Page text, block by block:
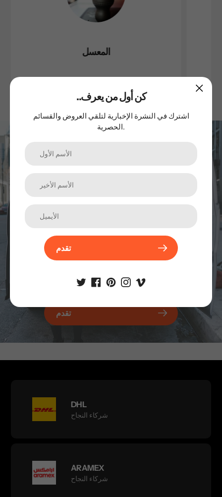
المعسل
اشترك في نشرتنا الإخبارية
تقدم
DHL
شركاء النجاح
ARAMEX
شركاء النجاح
..كن أول من يعرف
اشترك في النشرة الإخبارية لتلقي العروض والقسائم
الحصرية.
تقدم